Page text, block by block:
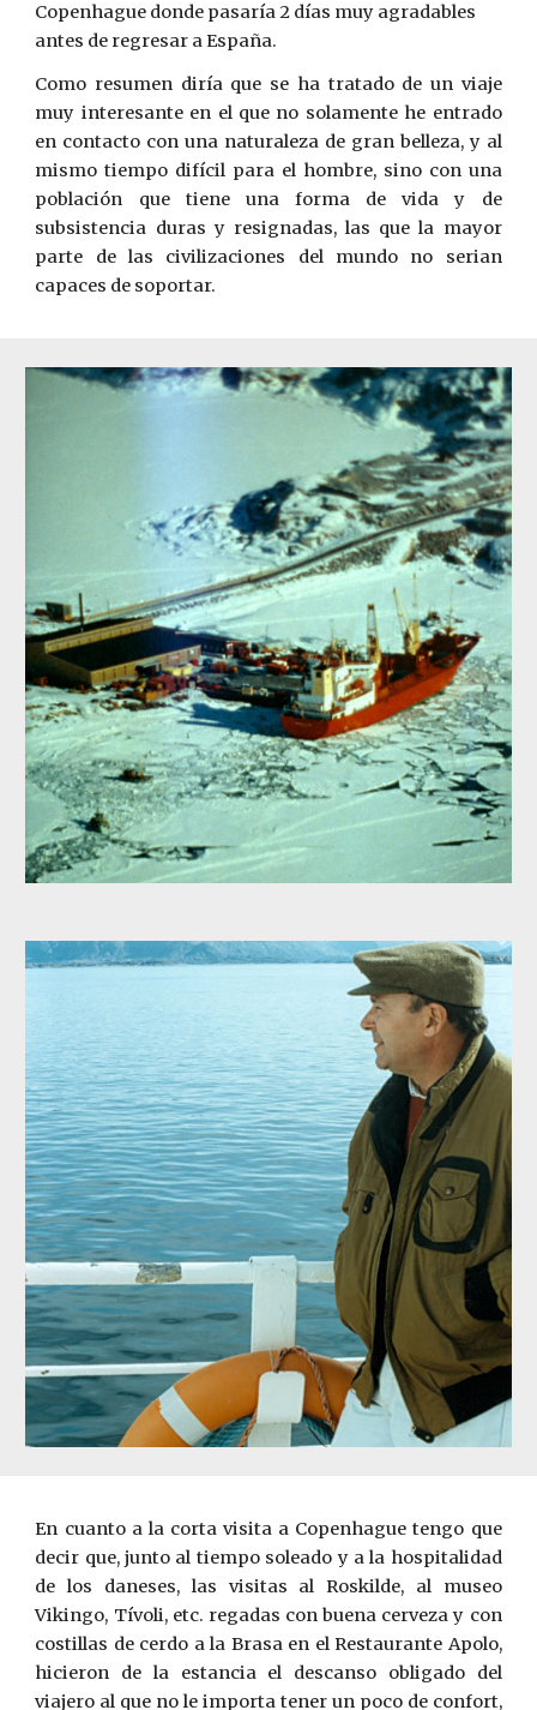
Copenhague donde pasaría 2 días muy agradables
antes de regresar a España.
Como resumen diría que se ha tratado de un viaje
muy interesante en el que no solamente he entrado
en contacto con una naturaleza de gran belleza, y al
mismo tiempo difícil para el hombre, sino con una
población que tiene una forma de vida y de
subsistencia duras y resignadas, las que la mayor
parte de las civilizaciones del mundo no serian
capaces de soportar.
En cuanto a la corta visita a Copenhague tengo que
decir que, junto al tiempo soleado y a la hospitalidad
de los daneses, las visitas al Roskilde, al museo
Vikingo, Tívoli, etc. regadas con buena cerveza y con
costillas de cerdo a la Brasa en el Restaurante Apolo,
hicieron de la estancia el descanso obligado del
viajero al que no le importa tener un poco de confort,